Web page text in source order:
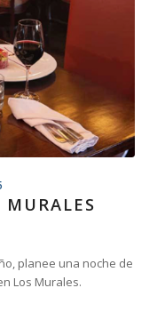
planee una noche de
Los Murales.